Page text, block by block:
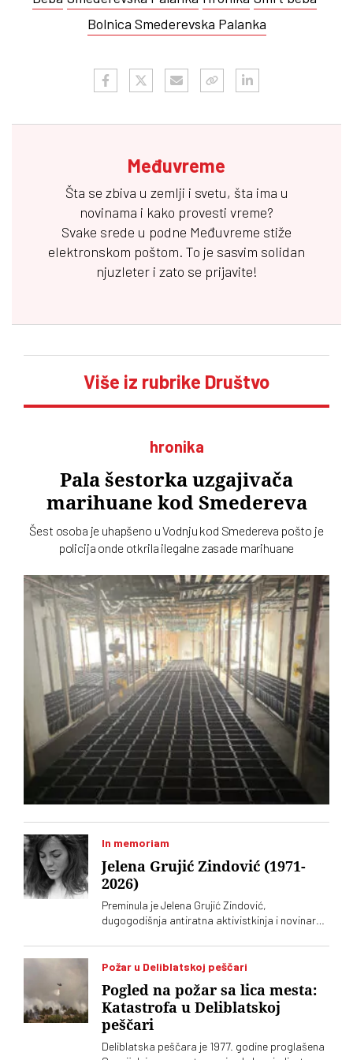
Bolnica Smederevska Palanka
Međuvreme
Šta se zbiva u zemlji i svetu, šta ima u
novinama i kako provesti vreme?
Svake srede u podne Međuvreme stiže
elektronskom poštom. To je sasvim solidan
njuzleter i zato se prijavite!
Više iz rubrike Društvo
hronika
Pala šestorka uzgajivača
marihuane kod Smedereva
Šest osoba je uhapšeno u Vodnju kod Smedereva pošto je
policija onde otkrila ilegalne zasade marihuane
In memoriam
Jelena Grujić Zindović (1971-
2026)
Preminula je Jelena Grujić Zindović,
dugogodišnja antiratna aktivistkinja i novinarka
Požar u Deliblatskoj peščari
Pogled na požar sa lica mesta:
Katastrofa u Deliblatskoj
peščari
Deliblatska peščara je 1977. godine proglašena